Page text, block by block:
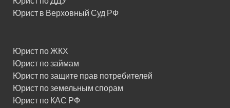
Юрист в Верховный Суд РФ
Юрист по ЖКХ
Юрист по займам
Юрист по защите прав потребителей
Юрист по земельным спорам
Юрист по КАС РФ